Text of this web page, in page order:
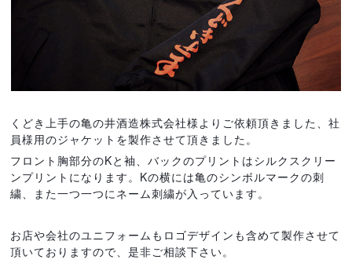
くどき上手の亀の井酒造株式会社様よりご依頼頂きました、社
員様用のジャケットを製作させて頂きました。
フロント胸部分のKと袖、バックのプリントはシルクスクリー
ンプリントになります。Kの横には亀のシンボルマークの刺
繍、また一つ一つにネーム刺繍が入っています。
お店や会社のユニフォームもロゴデザインも含めて製作させて
頂いておりますので、是非ご相談下さい。